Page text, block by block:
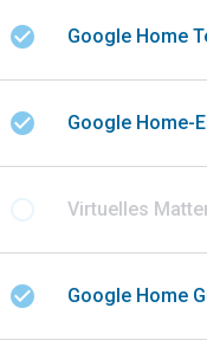
check_circle Google Home
check_circle Google Home-
Virtuelles
check_circle Google Home